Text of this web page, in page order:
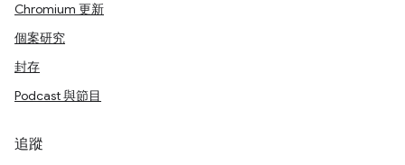
Chromium 更新
個案研究
封存
Podcast 與節目
追蹤